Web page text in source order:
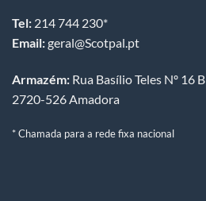
Tel: 214 744 230*
Email:geral@Scotpal.pt
Armazém: Rua Basílio Teles Nº 16 B
2720-526 Amadora
* Chamada para a rede fixa nacional